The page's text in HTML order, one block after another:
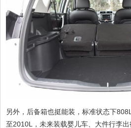
另外，后备箱也挺能装，标准状态下
至2010L，未来装载婴儿车、大件行李